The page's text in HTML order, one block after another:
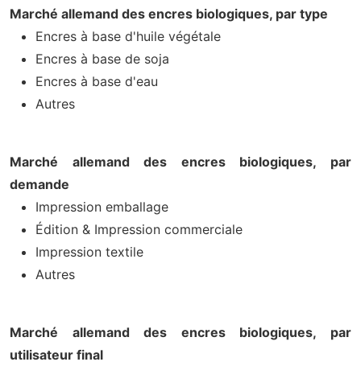
Marché allemand des encres biologiques, par type
Encres à base d'huile végétale
Encres à base de soja
Encres à base d'eau
Autres
Marché allemand des encres biologiques, par
demande
Impression emballage
Édition & Impression commerciale
Impression textile
Autres
Marché allemand des encres biologiques, par
utilisateur final